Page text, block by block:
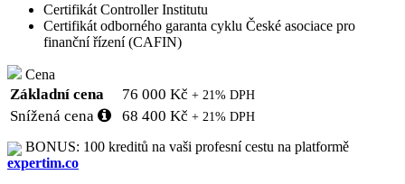
Certifikát Controller Institutu
Certifikát odborného garanta cyklu České asociace pro
finanční řízení (CAFIN)
Cena
Základní cena 76 000 Kč + 21% DPH
Snížená cena 68 400 Kč + 21% DPH
BONUS: 100 kreditů na vaši profesní cestu na platformě
expertim.co